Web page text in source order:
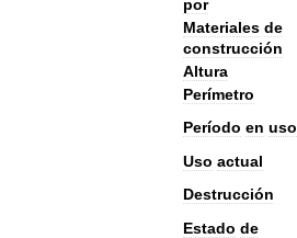
por
Materiales de
construcción
Altura
Perímetro
Período en uso
Uso actual
Destrucción
Estado de